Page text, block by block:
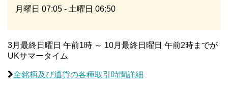
月曜日 07:05 - 土曜日 06:50
3月最終日曜日 午前1時 ～ 10月最終日曜日 午前2時までが
UKサマータイム
全銘柄及び通貨の各種取引時間詳細